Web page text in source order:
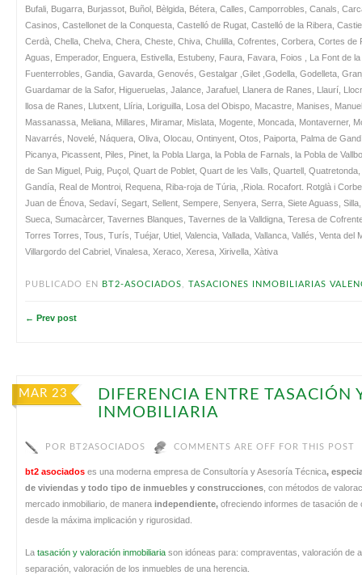
Bufali, Bugarra, Burjassot, Buñol, Bèlgida, Bétera, Calles, Camporrobles, Canals,
Casinos, Castellonet de la Conquesta, Castelló de Rugat, Castelló de la Ribera,
Cerdà, Chella, Chelva, Chera, Cheste, Chiva, Chulilla, Cofrentes, Corbera, Cortes
Aguas, Emperador, Enguera, Estivella, Estubeny, Faura, Favara, Foios , La Font de
Fuenterrobles, Gandia, Gavarda, Genovés, Gestalgar ,Gilet ,Godella, Godelleta,
Guardamar de la Safor, Higueruelas, Jalance, Jarafuel, Llanera de Ranes, Llaurí,
llosa de Ranes, Llutxent, Llíria, Loriguilla, Losa del Obispo, Macastre, Manises,
Massanassa, Meliana, Millares, Miramar, Mislata, Mogente, Moncada, Montaverner,
Navarrés, Novelé, Náquera, Oliva, Olocau, Ontinyent, Otos, Paiporta, Palma de
Picanya, Picassent, Piles, Pinet, la Pobla Llarga, la Pobla de Farnals, la Pobla de
de San Miguel, Puig, Puçol, Quart de Poblet, Quart de les Valls, Quartell,
Gandía, Real de Montroi, Requena, Riba-roja de Túria, ,Riola. Rocafort. Rotglà i
Juan de Énova, Sedaví, Segart, Sellent, Sempere, Senyera, Serra, Siete Aguass,
Sueca, Sumacàrcer, Tavernes Blanques, Tavernes de la Valldigna, Teresa de
Torres Torres, Tous, Turís, Tuéjar, Utiel, Valencia, Vallada, Vallanca, Vallés, Venta del
Villargordo del Cabriel, Vinalesa, Xeraco, Xeresa, Xirivella, Xàtiva
PUBLICADO EN BT2-ASOCIADOS TASACIONES INMOBILIARIAS
← Prev post
MAR 23
DIFERENCIA ENTRE TASACIÓN
INMOBILIARIA
POR BT2ASOCIADOS COMMENTS ARE OFF FOR THIS POST
bt2 asociados es una moderna empresa de Consultoría y Asesoría Técnica,
de viviendas y todo tipo de inmuebles y construcciones, con métodos de
mercado inmobiliario, de manera independiente, ofreciendo informes de tasación de
desde la máxima implicación y rigurosidad.
La tasación y valoración inmobiliaria son idóneas para: compraventas, valoración de
separación, valoración de los inmuebles de una herencia.